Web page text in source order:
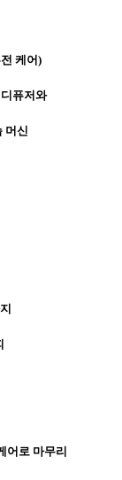
케어)
퓨저와
머신
어로 마무리